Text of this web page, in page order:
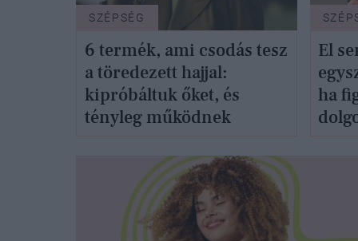
SZÉPSÉG
6 termék, ami csodás tesz
a töredezett hajjal:
kipróbáltuk őket, és
tényleg működnek
El
ha